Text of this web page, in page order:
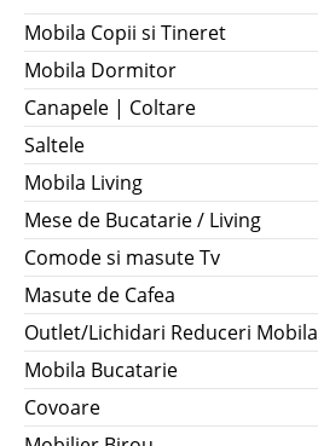
Mobila Copii si Tineret
Mobila Dormitor
Canapele | Coltare
Saltele
Mobila Living
Mese de Bucatarie / Living
Comode si masute Tv
Masute de Cafea
Outlet/Lichidari Reduceri Mobila
Mobila Bucatarie
Covoare